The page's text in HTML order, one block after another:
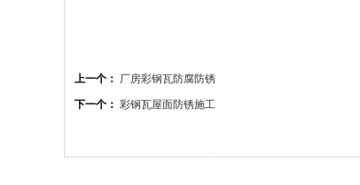
上一个： 厂房彩钢瓦防腐防锈
下一个： 彩钢瓦屋面防锈施工